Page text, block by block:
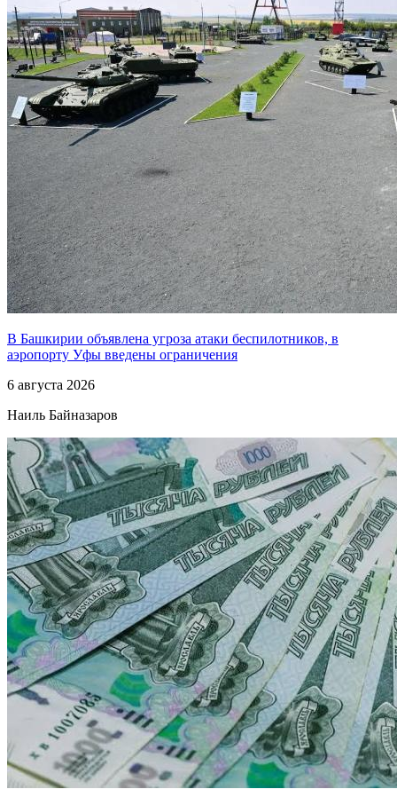
В Башкирии объявлена угроза атаки беспилотников, в
аэропорту Уфы введены ограничения
6 августа 2026
Наиль Байназаров